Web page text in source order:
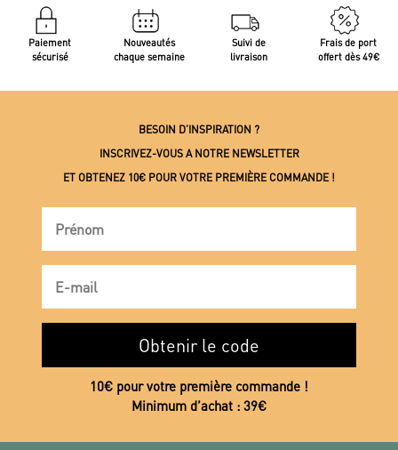
Paiement
sécurisé
Nouveautés
chaque semaine
Suivi de
livraison
Frais de port
offert dès 49€
BESOIN D’INSPIRATION ?
INSCRIVEZ-VOUS A NOTRE NEWSLETTER
ET OBTENEZ 10€ POUR VOTRE PREMIÈRE COMMANDE !
Obtenir le code
10€ pour votre première commande !
Minimum d’achat : 39€